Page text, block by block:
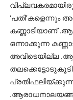
‘പതി’കളെന്നും
കണ്ണാടിയാണ്
ഒന്നാക്കുന്ന
അവിടെയില്ല